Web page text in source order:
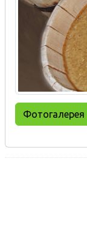
Фотогалерея